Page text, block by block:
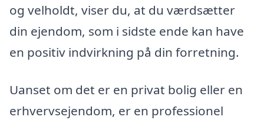
og velholdt, viser du, at du værdsætter
din ejendom, som i sidste ende kan have
en positiv indvirkning på din forretning.
Uanset om det er en privat bolig eller en
erhvervsejendom, er en professionel